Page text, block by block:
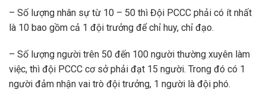
– Số lượng nhân sự từ 10 – 50 thì Đội PCCC phải có ít nhất
là 10 bao gồm cả 1 đội trưởng để chỉ huy, chỉ đạo.
– Số lượng người trên 50 đến 100 người thường xuyên làm
việc, thì đội PCCC cơ sở phải đạt 15 người. Trong đó có 1
người đảm nhận vai trò đội trưởng, 1 người là đội phó.